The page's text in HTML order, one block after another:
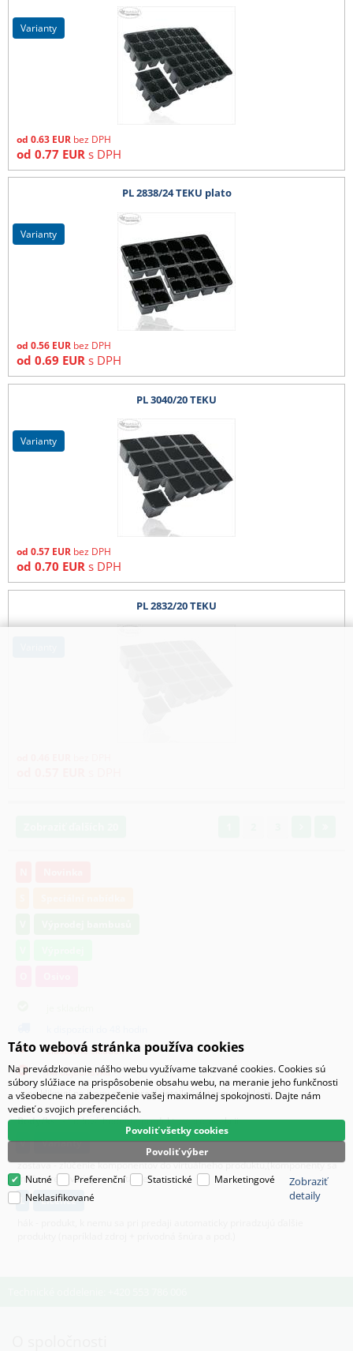
od 0.63 EUR bez DPH
od 0.77 EUR s DPH
varianty
PL 2838/24 TEKU plato
od 0.56 EUR bez DPH
od 0.69 EUR s DPH
varianty
PL 3040/20 TEKU
od 0.57 EUR bez DPH
od 0.70 EUR s DPH
varianty
PL 2832/20 TEKU
čiastočne skladom
na objednávku
po kliknutí na ikony sa zobrazí detailný dotazovač skladu
Body/ks - bodová hodnota produktu v promoakcii;
v
varianty
zostava - zlúčenie komponentov do virtuálneho produktu,(komponenty sa
môžu predávať aj samostatne)
L
licence
Táto webová stránka používa cookies
Na prevádzkovanie nášho webu využívame takzvané cookies. Cookies sú
súbory slúžiace na prispôsobenie obsahu webu, na meranie jeho funkčnosti
a všeobecne na zabezpečenie vašej maximálnej spokojnosti. Dajte nám
vedieť o svojich preferenciách.
Povoliť výber
Povoliť všetky cookies
Nutné Preferenční Statistické
Marketingové
Neklasifikované
Zobraziť
detaily